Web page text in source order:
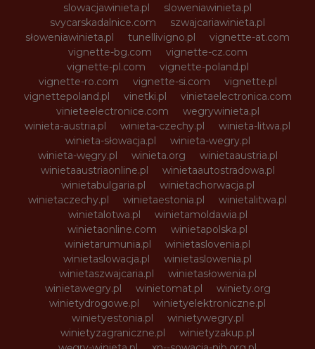
slowacjawinieta.pl
sloweniawinieta.pl
svycarskadalnice.com
szwajcariawinieta.pl
słoweniawinieta.pl
tunellivigno.pl
vignette-at.com
vignette-bg.com
vignette-cz.com
vignette-pl.com
vignette-poland.pl
vignette-ro.com
vignette-si.com
vignette.pl
vignettepoland.pl
vinetki.pl
vinietaelectronica.com
vinieteelectronice.com
wegrywinieta.pl
winieta-austria.pl
winieta-czechy.pl
winieta-litwa.pl
winieta-słowacja.pl
winieta-wegry.pl
winieta-węgry.pl
winieta.org
winietaaustria.pl
winietaaustriaonline.pl
winietaautostradowa.pl
winietabulgaria.pl
winietachorwacja.pl
winietaczechy.pl
winietaestonia.pl
winietalitwa.pl
winietalotwa.pl
winietamoldawia.pl
winietaonline.com
winietapolska.pl
winietarumunia.pl
winietaslovenia.pl
winietaslowacja.pl
winietaslowenia.pl
winietaszwajcaria.pl
winietasłowenia.pl
winietawegry.pl
winietomat.pl
winiety.org
winietydrogowe.pl
winietyelektroniczne.pl
winietyestonia.pl
winietywegry.pl
winietyzagraniczne.pl
winietyzakup.pl